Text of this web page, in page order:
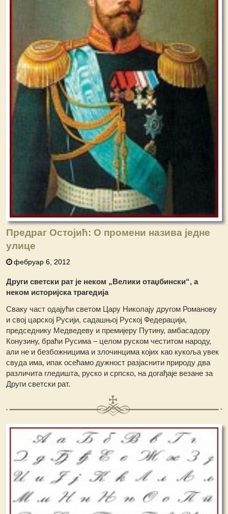
Предраг Остојић: О промени назива једне
улице
фебруар 6, 2012
Други светски рат је неком „Велики отаџбински“, а
неком историјска трагедија
Сваку част одајући светом Цару Николају другом Романову
и свој царској Русији, садашњој Руској Федерацији,
председнику Медведеву и премијеру Путину, амбасадору
Конузину, браћи Русима – целом руском честитом народу,
али не и безбожницима и злочинцима којих као кукоља увек
свуда има, ипак осећамо дужност разјаснити природу два
различита гледишта, руско и српско, на догађаје везане за
Други светски рат.